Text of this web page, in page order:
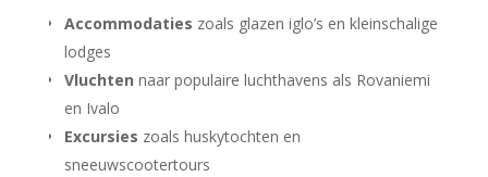
Accommodaties zoals glazen iglo’s en kleinschalige
lodges
Vluchten naar populaire luchthavens als Rovaniemi
en Ivalo
Excursies zoals huskytochten en
sneeuwscootertours